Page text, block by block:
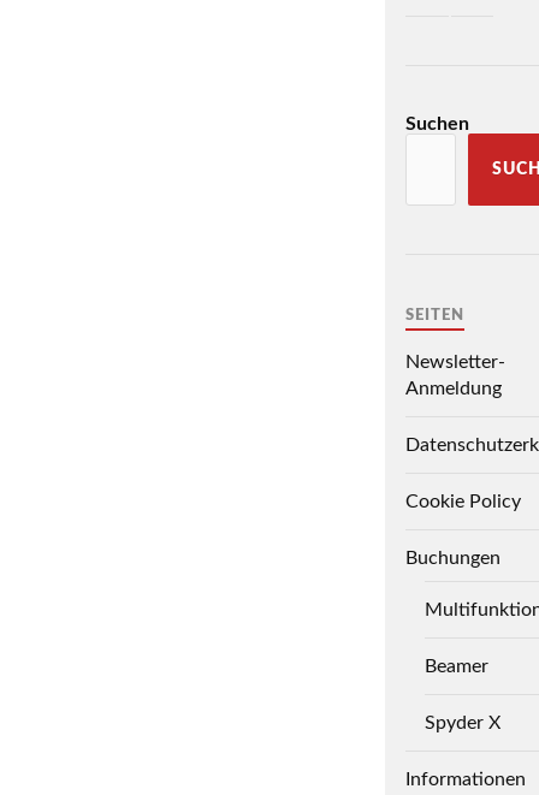
Suchen
SEITEN
Newsletter-
Anmeldung
Cookie Policy
Buchungen
Beamer
Spyder X
Informationen